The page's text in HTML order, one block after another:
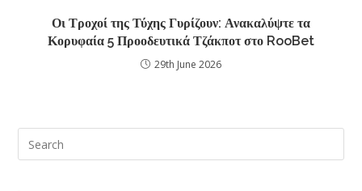
Οι Τροχοί της Τύχης Γυρίζουν: Ανακαλύψτε τα
Κορυφαία 5 Προοδευτικά Τζάκποτ στο RooBet
29th June 2026